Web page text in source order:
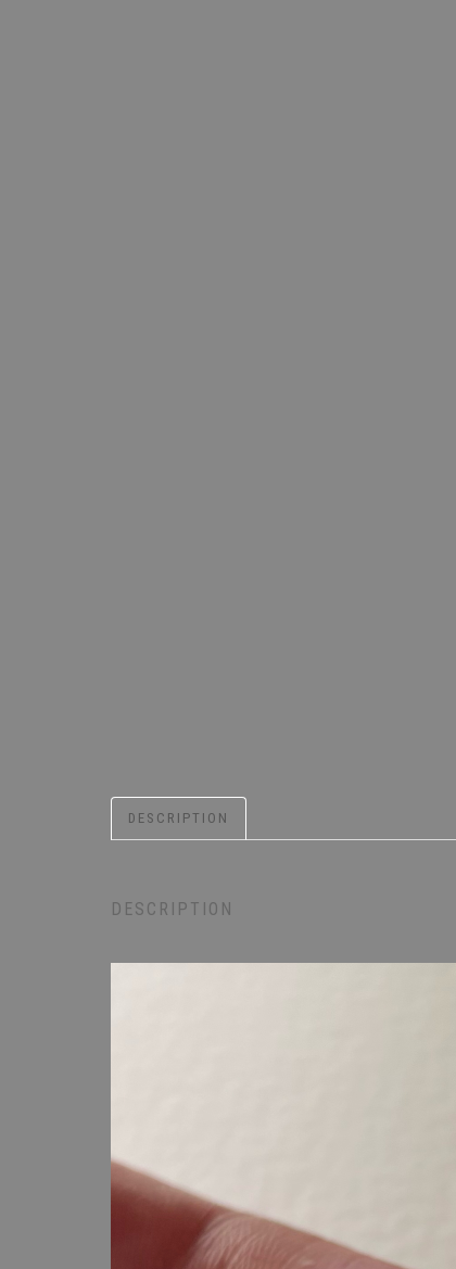
DESCRIPTION
DESCRIPTION